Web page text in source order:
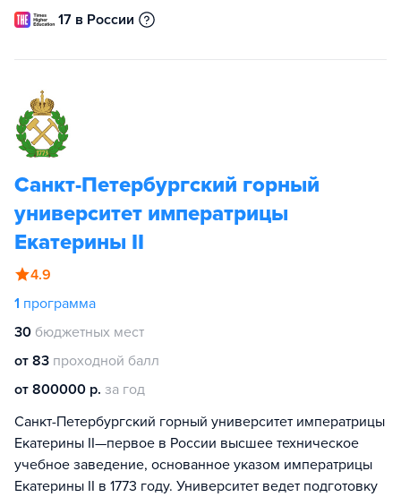
17 в России
Санкт-Петербургский горный
университет императрицы
Екатерины II
4.9
1 программа
30 бюджетных мест
от 83 проходной балл
от 800000 р. за год
Санкт-Петербургский горный университет императрицы
Екатерины II—первое в России высшее техническое
учебное заведение, основанное указом императрицы
Екатерины II в 1773 году. Университет ведет подготовку